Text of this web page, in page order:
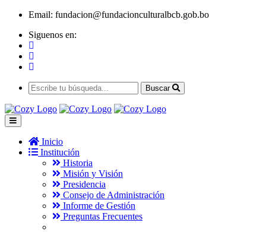
Email: fundacion@fundacionculturalbcb.gob.bo
Siguenos en:
Buscar
Inicio
Institución
Historia
Misión y Visión
Presidencia
Consejo de Administración
Informe de Gestión
Preguntas Frecuentes